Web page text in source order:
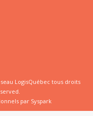
LogisQuébec tous droits
par Syspark